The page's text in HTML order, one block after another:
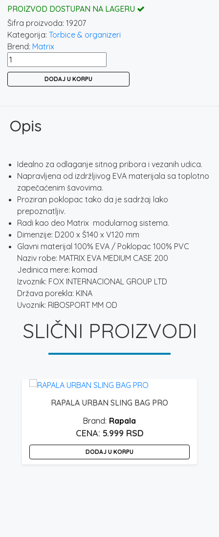
PROIZVOD DOSTUPAN NA LAGERU
Šifra proizvoda: 19207
Kategorija: Torbice & organizeri
Brend: Matrix
MATRIX
EVA
DODAJ U KORPU
Opis
Idealno za odlaganje sitnog pribora i vezanih udica.
Napravljena od izdržljivog EVA materijala sa toplotno
zapečaćenim šavovima.
Proziran poklopac tako da je sadržaj lako
prepoznatljiv.
Radi kao deo Matrix modularnog sistema.
Dimenzije: D200 x Š140 x V120 mm
Glavni materijal 100% EVA / Poklopac 100% PVC
Naziv robe: MATRIX EVA MEDIUM CASE 200
Jedinica mere: komad
Izvoznik: FOX INTERNACIONAL GROUP LTD
Država porekla: KINA
Uvoznik: RIBOSPORT MM OD
SLIČNI PROIZVODI
RAPALA URBAN SLING BAG PRO
Rapala
5.999 RSD
DODAJ U KORPU